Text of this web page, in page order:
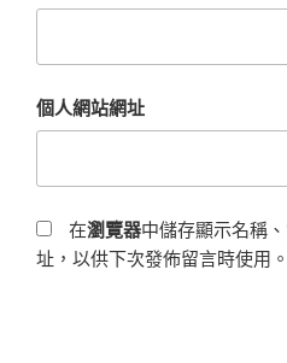
個人網站網址
在瀏覽器中儲存顯示名稱
址，以供下次發佈留言時使用。